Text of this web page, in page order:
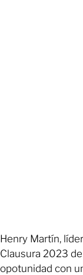
Henry Martín,
Clausura 2023
opotunidad con